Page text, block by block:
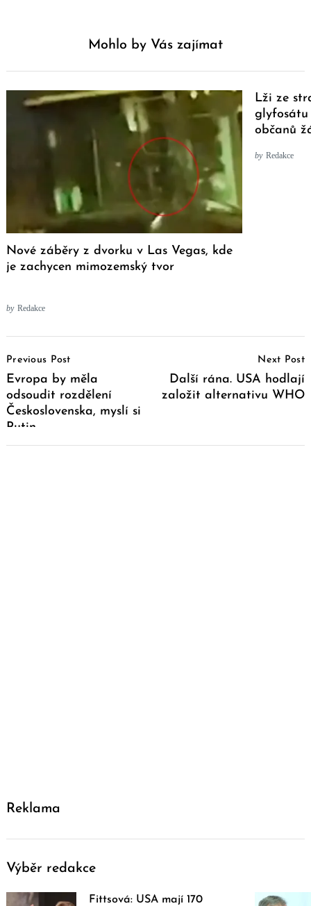
Mohlo by Vás zajímat
Nové záběry z dvorku v Las Vegas, kde
je zachycen mimozemský tvor
by Redakce
Lži ze
glyfosátu
občanů
by Redakce
Navigation
Previous Post
Evropa by měla
odsoudit rozdělení
Československa, myslí si
Putin
Next Post
Další rána. USA hodlají
založit alternativu WHO
Reklama
Výběr redakce
Fittsová: USA mají 170